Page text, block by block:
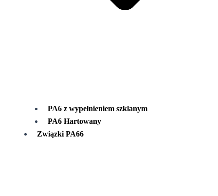
PA6 z wypełnieniem szklanym
PA6 Hartowany
Związki PA66